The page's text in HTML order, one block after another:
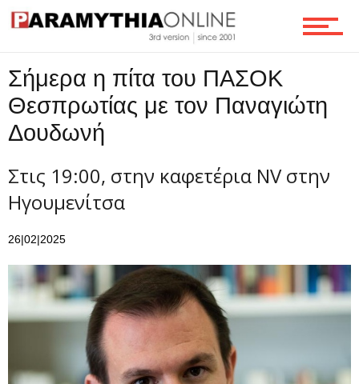
Ροή
Επικοινωνία
Σήμερα η πίτα του ΠΑΣΟΚ
Θεσπρωτίας με τον Παναγιώτη
Δουδωνή
Στις 19:00, στην καφετέρια NV στην
Ηγουμενίτσα
26|02|2025